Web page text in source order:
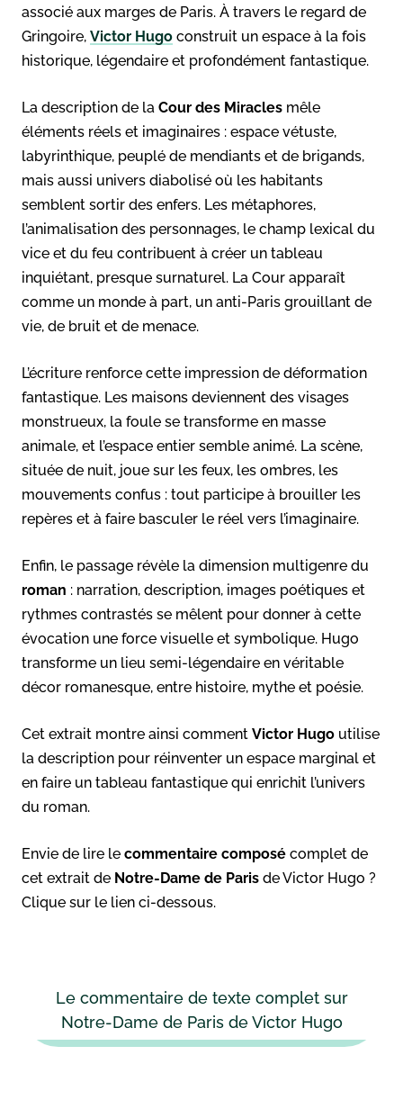
associé aux marges de Paris. À travers le regard de
Gringoire, Victor Hugo construit un espace à la fois
historique, légendaire et profondément fantastique.
La description de la Cour des Miracles mêle
éléments réels et imaginaires : espace vétuste,
labyrinthique, peuplé de mendiants et de brigands,
mais aussi univers diabolisé où les habitants
semblent sortir des enfers. Les métaphores,
l’animalisation des personnages, le champ lexical du
vice et du feu contribuent à créer un tableau
inquiétant, presque surnaturel. La Cour apparaît
comme un monde à part, un anti-Paris grouillant de
vie, de bruit et de menace.
L’écriture renforce cette impression de déformation
fantastique. Les maisons deviennent des visages
monstrueux, la foule se transforme en masse
animale, et l’espace entier semble animé. La scène,
située de nuit, joue sur les feux, les ombres, les
mouvements confus : tout participe à brouiller les
repères et à faire basculer le réel vers l’imaginaire.
Enfin, le passage révèle la dimension multigenre du
roman : narration, description, images poétiques et
rythmes contrastés se mêlent pour donner à cette
évocation une force visuelle et symbolique. Hugo
transforme un lieu semi-légendaire en véritable
décor romanesque, entre histoire, mythe et poésie.
Cet extrait montre ainsi comment Victor Hugo utilise
la description pour réinventer un espace marginal et
en faire un tableau fantastique qui enrichit l’univers
du roman.
Envie de lire le commentaire composé complet de
cet extrait de Notre-Dame de Paris de Victor Hugo ?
Clique sur le lien ci-dessous.
Le commentaire de texte complet sur
Notre-Dame de Paris de Victor Hugo